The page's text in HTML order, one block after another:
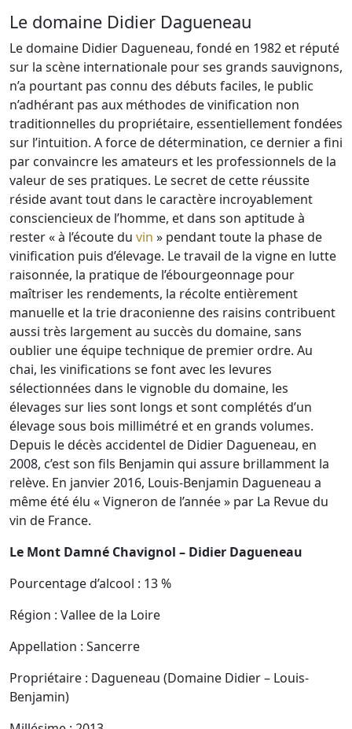
Le domaine Didier Dagueneau
Le domaine Didier Dagueneau, fondé en 1982 et réputé
sur la scène internationale pour ses grands sauvignons,
n’a pourtant pas connu des débuts faciles, le public
n’adhérant pas aux méthodes de vinification non
traditionnelles du propriétaire, essentiellement fondées
sur l’intuition. A force de détermination, ce dernier a fini
par convaincre les amateurs et les professionnels de la
valeur de ses pratiques. Le secret de cette réussite
réside avant tout dans le caractère incroyablement
consciencieux de l’homme, et dans son aptitude à
rester « à l’écoute du vin » pendant toute la phase de
vinification puis d’élevage. Le travail de la vigne en lutte
raisonnée, la pratique de l’ébourgeonnage pour
maîtriser les rendements, la récolte entièrement
manuelle et la trie draconienne des raisins contribuent
aussi très largement au succès du domaine, sans
oublier une équipe technique de premier ordre. Au
chai, les vinifications se font avec les levures
sélectionnées dans le vignoble du domaine, les
élevages sur lies sont longs et sont complétés d’un
élevage sous bois millimétré et en grands volumes.
Depuis le décès accidentel de Didier Dagueneau, en
2008, c’est son fils Benjamin qui assure brillamment la
relève. En janvier 2016, Louis-Benjamin Dagueneau a
même été élu « Vigneron de l’année » par La Revue du
vin de France.
Le Mont Damné Chavignol – Didier Dagueneau
Pourcentage d’alcool : 13 %
Région : Vallee de la Loire
Appellation : Sancerre
Propriétaire : Dagueneau (Domaine Didier – Louis-
Benjamin)